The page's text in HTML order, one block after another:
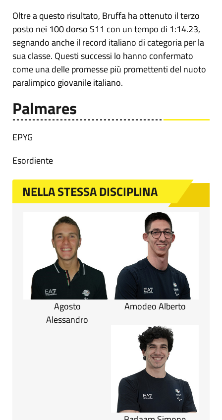
Oltre a questo risultato, Bruffa ha ottenuto il terzo
posto nei 100 dorso S11 con un tempo di 1:14.23,
segnando anche il record italiano di categoria per la
sua classe. Questi successi lo hanno confermato
come una delle promesse più promettenti del nuoto
paralimpico giovanile italiano.
Palmares
EPYG
Esordiente
NELLA STESSA DISCIPLINA
Agosto
Alessandro
Amodeo Alberto